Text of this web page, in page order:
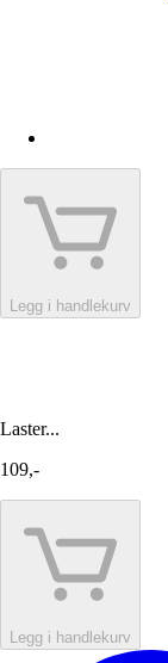
Legg i handlekurv
Laster...
109,-
Legg i handlekurv